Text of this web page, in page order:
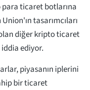
ticaret botlarına
tasarımcıları
diğer kripto ticaret
ediyor.
piyasanın iplerini
bir ticaret